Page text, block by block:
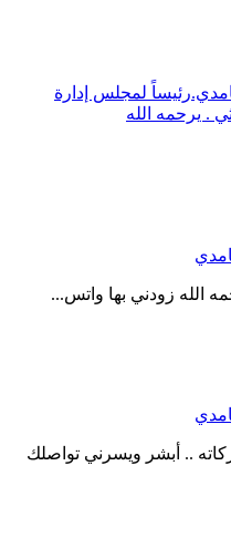
لمجلس إدارة
. يرحمه الله
الله زودني بها واتس...
.. أبشر ويسرني تواصلك